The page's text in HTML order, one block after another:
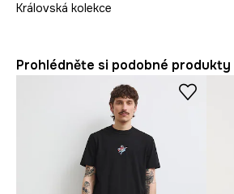
Královská kolekce
Prohlédněte si podobné produkty